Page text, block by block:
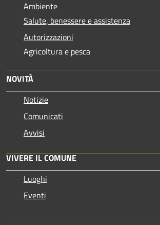
Ambiente
Salute, benessere e assistenza
Autorizzazioni
Agricoltura e pesca
NOVITÀ
Notizie
Comunicati
Avvisi
VIVERE IL COMUNE
Luoghi
Eventi